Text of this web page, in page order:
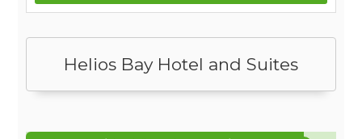
Helios Bay Hotel and Suites